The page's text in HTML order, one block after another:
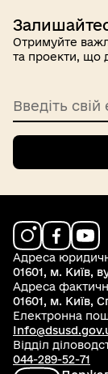
Отримуйте
та проекти, що
Введіть
Адреса
01601, м. Київ,
Адреса
01601, м. Київ,
Електронна
Відділ
044-289-52-71